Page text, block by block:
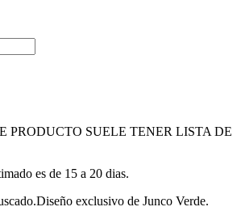
PRODUCTO SUELE TENER LISTA DE
es de 15 a 20 dias.
exclusivo de Junco Verde.